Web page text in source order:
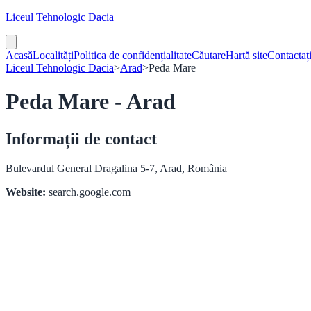
Liceul Tehnologic Dacia
AcasăLocalitățiPolitica de confidențialitateCăutareHartă site
Liceul Tehnologic Dacia>Arad>Peda Mare
Peda Mare - Arad
Informații de contact
Bulevardul General Dragalina 5-7, Arad, România
Website: search.google.com